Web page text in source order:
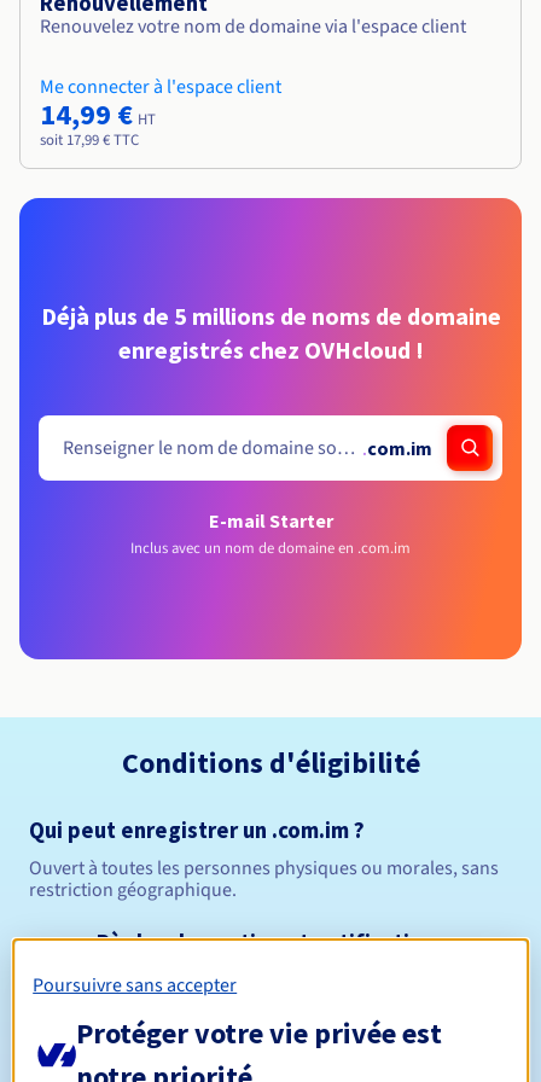
Renouvelez votre nom de domaine via l'espace client
Me connecter à l'espace client
14,99 € HT
soit 17,99 € TTC
Déjà plus de 5 millions de noms de domaine
enregistrés chez OVHcloud !
.com.im
E-mail Starter
Inclus avec un nom de domaine en .com.im
Conditions d'éligibilité
Qui peut enregistrer un .com.im ?
Ouvert à toutes les personnes physiques ou morales, sans
restriction géographique.
Règles de gestion et notifications
Poursuivre sans accepter
Protéger votre vie privée est